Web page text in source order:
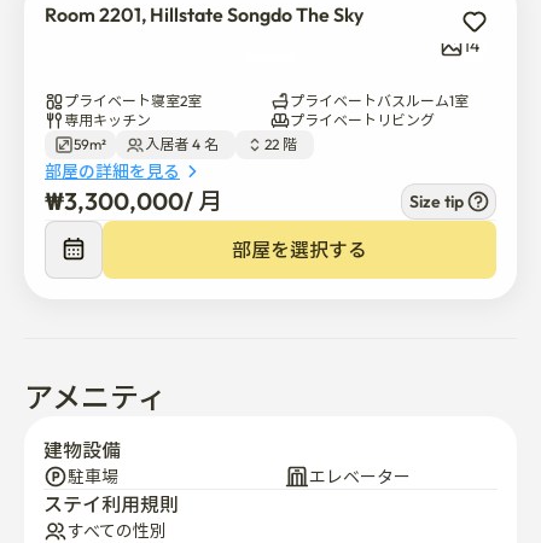
• 広々としたリビングルーム、新しい2部屋の構造、高層
• フルオプション、ブランドオフィステル。
• 仁川地下鉄1号線国際業務地区駅まで1分以内にアクセス
できます
• ビルのエレベーターに乗れば、地下2階から地下鉄の駅
に直接入ることができます。
• 松島現代アウトレット、トリプルストリート、Gタワ
ー、ホームプラス、セントラルパーク、コストコ、ムー
ンライトフェスティバルパーク(ロックフェスティバルの
会場)が近くにあります。
• 団地内にはGSザ·フレッシュマート、コンビニ、パリバ
Room 2201, Hillstate Songdo The Sky
14
プライベート寝室2室
プライベートバスルーム1室
専用キッチン
プライベートリビング
59m²
入居者 4 名 22 階
部屋の詳細を見る
₩3,300,000/ 月 Size tip
部屋を選択する
アメニティ
建物設備
駐車場 エレベーター
ステイ利用規則
すべての性別